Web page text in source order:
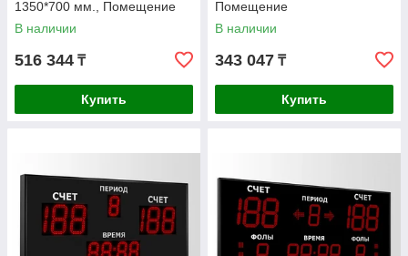
1350*700 мм., Помещение
В наличии
516 344 ₸
Купить
Помещение
В наличии
343 047 ₸
Купить